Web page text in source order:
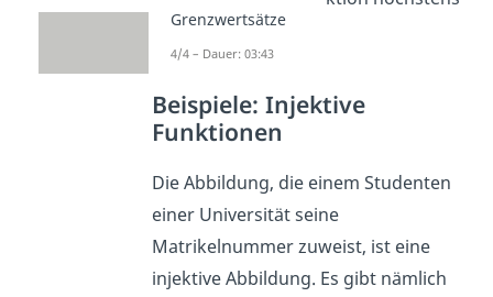
einmal schneidet.
Beispiele: Injektive
Funktionen
Die Abbildung, die einem Studenten
einer Universität seine
Matrikelnummer zuweist, ist eine
injektive Abbildung. Es gibt nämlich
Grenzwertsätze
4/4 – Dauer: 03:43